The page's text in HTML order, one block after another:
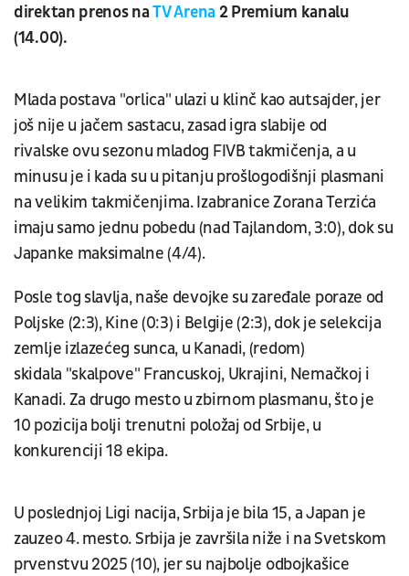
direktan prenos naTV Arena2 Premium kanalu
(14.00).
Mlada postava "orlica" ulazi u klinč kao autsajder, jer
još nije u jačem sastacu, zasad igra slabije od
rivalske ovu sezonu mladog FIVB takmičenja, a u
minusu je i kada su u pitanju prošlogodišnji plasmani
na velikim takmičenjima. Izabranice Zorana Terzića
imaju samo jednu pobedu (nad Tajlandom, 3:0), dok su
Japanke maksimalne (4/4).
Posle tog slavlja, naše devojke su zaređale poraze od
Poljske (2:3), Kine (0:3) i Belgije (2:3), dok je selekcija
zemlje izlazećeg sunca, u Kanadi, (redom)
skidala "skalpove" Francuskoj, Ukrajini, Nemačkoj i
Kanadi. Za drugo mesto u zbirnom plasmanu, što je
10 pozicija bolji trenutni položaj od Srbije, u
konkurenciji 18 ekipa.
U poslednjoj Ligi nacija, Srbija je bila 15, a Japan je
zauzeo 4. mesto. Srbija je završila niže i na Svetskom
prvenstvu 2025 (10), jer su najbolje odbojkašice